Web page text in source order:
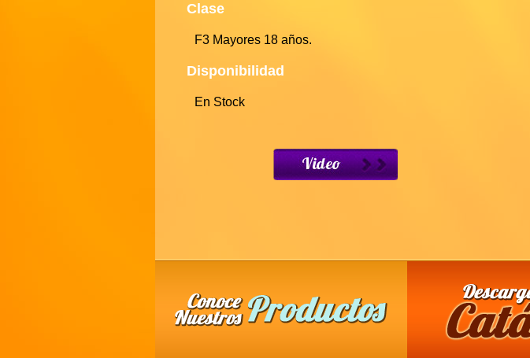
Clase
F3 Mayores 18 años.
Disponibilidad
En Stock